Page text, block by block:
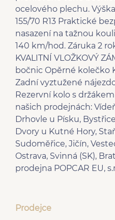
ocelového plechu.
155/70 R13 Praktické
nasazení na tažnou
140 km/hod. Záruka 2
KVALITNÍ VLOŽKOVÝ
bočnic Opěrné kolečko
Zadní vyztužené
Rezervní kolo s
našich prodejnách:
Drhovle u Písku,
Dvory u Kutné Hory,
Sudoměřice, Jičín,
Ostrava, Svinná (SK),
prodejna POPCAR EU,
Prodejce